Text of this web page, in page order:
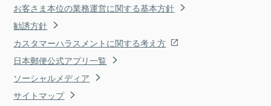
お客さま本位の業務運営に関する基本方針
勧誘方針
カスタマーハラスメントに関する考え方
日本郵便公式アプリ一覧
ソーシャルメディア
サイトマップ